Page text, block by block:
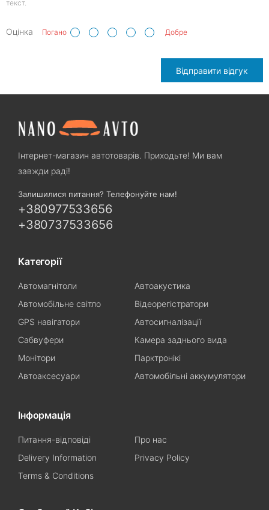
текст.
Оцінка Погано Добре
Відправити відгук
Інтернет-магазин автотоварів. Приходьте! Ми вам
завжди раді!
Залишилися питання? Телефонуйте нам!
+380977533656
+380737533656
Категорії
Автомагнітоли
Автоакустика
Автомобільне світло
Відеорегістратори
GPS навігатори
Автосигналізації
Сабвуфери
Камера заднього вида
Монітори
Парктронікі
Автоаксесуари
Автомобільні аккумулятори
Інформація
Питання-відповіді
Про нас
Delivery Information
Privacy Policy
Terms & Conditions